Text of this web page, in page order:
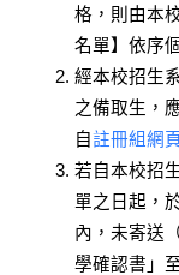
格，則由本
名單】依序
經本校招生
之備取生，
自註冊組網頁
若自本校招
單之日起，
內，未寄送
學確認書」